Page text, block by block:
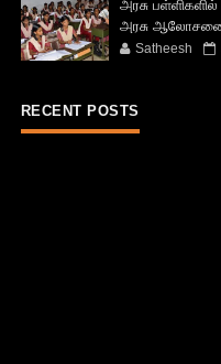
அரசு
அரசு
Satheesh
RECENT POSTS